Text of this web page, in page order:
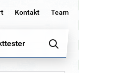
Kontakt Team